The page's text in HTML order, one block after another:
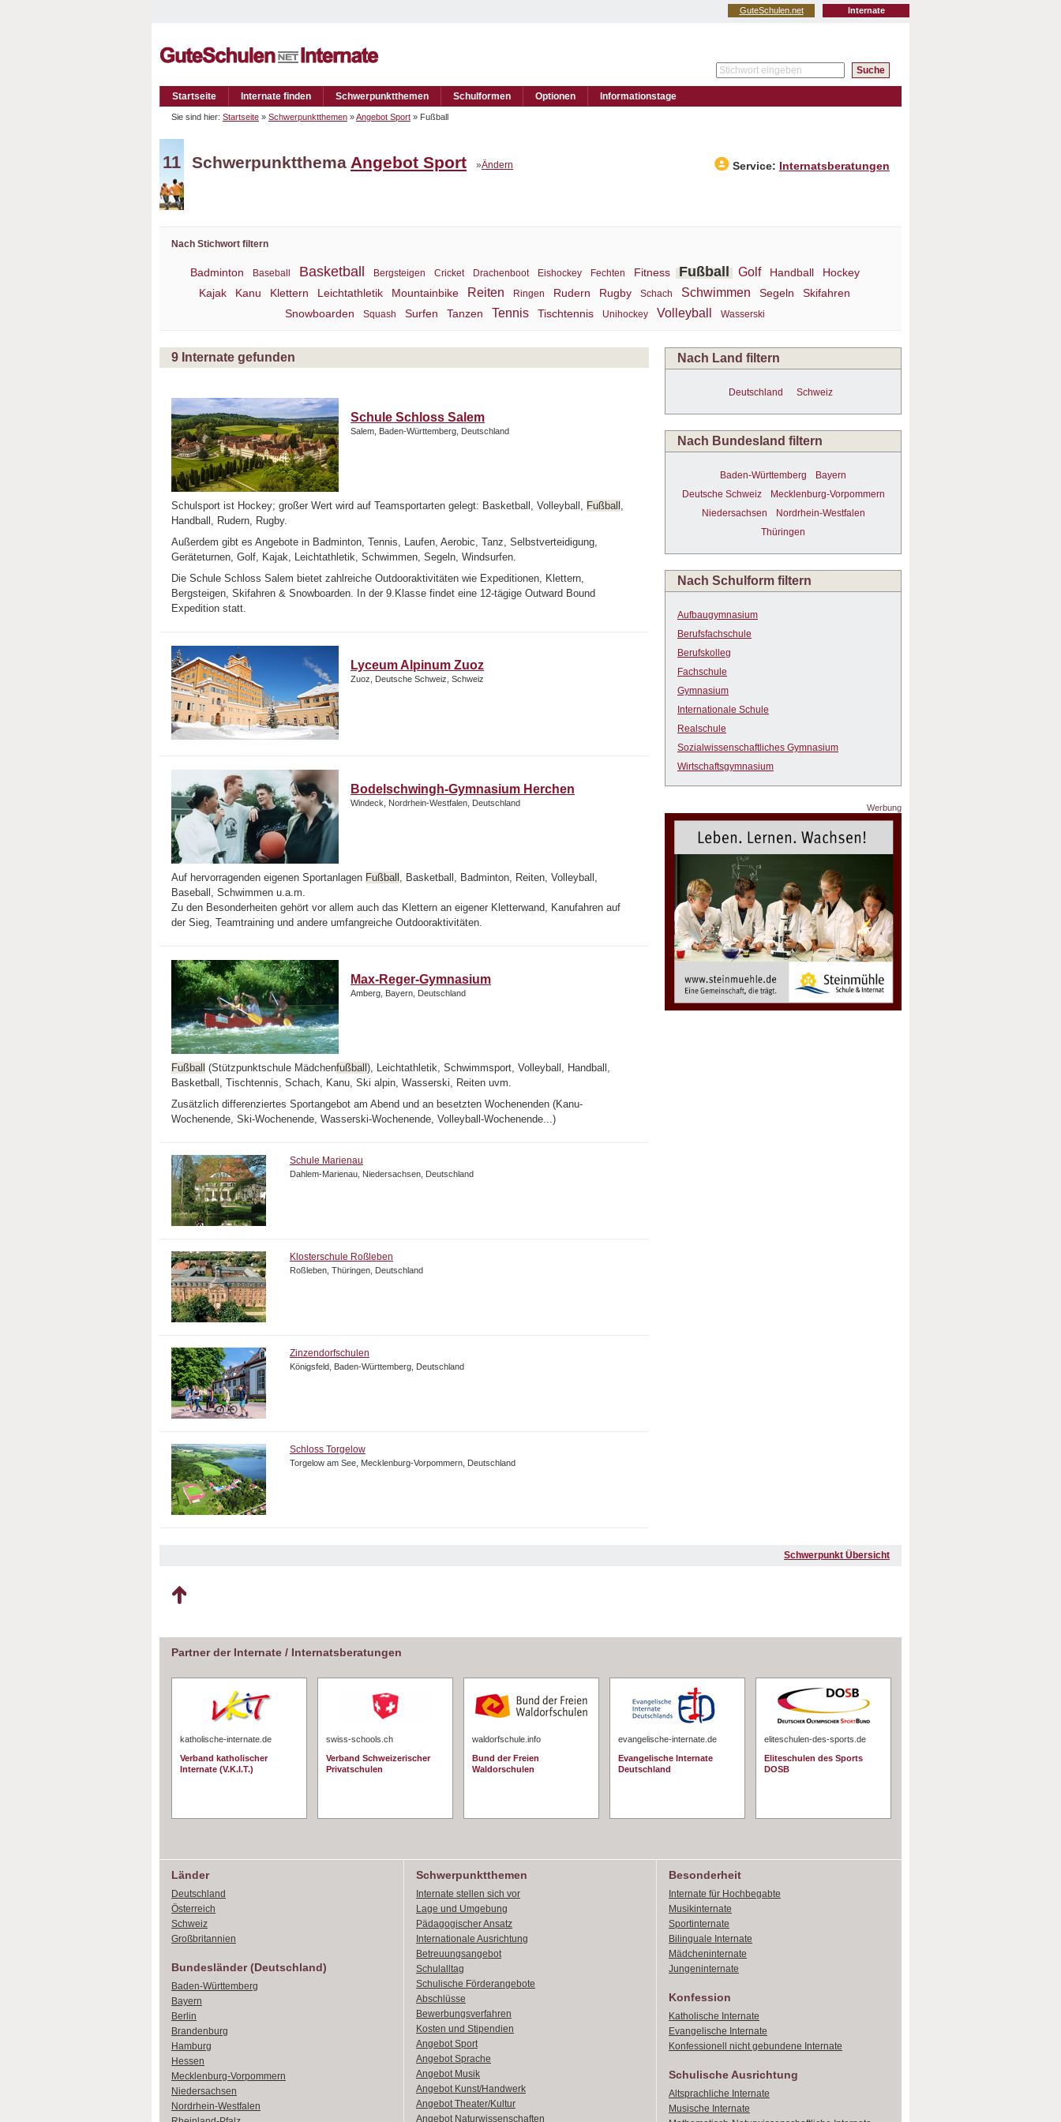
Internate
GuteSchulen.net
Startseite Internate finden Schwerpunktthemen Schulformen Optionen Informationstage
Sie sind hier: Startseite » Schwerpunktthemen »Angebot Sport » Fußball
11 Schwerpunktthema Angebot Sport »Ändern Service: Internatsberatungen
Nach Stichwort filtern
Badminton Baseball Basketball Bergsteigen Cricket Drachenboot Eishockey Fechten Fitness Fußball Golf Handball
Hockey
Kajak
Kanu Klettern Leichtathletik Mountainbike Reiten Ringen Rudern Rugby Schach Schwimmen Segeln
Skifahren
Snowboarden
Squash Surfen Tanzen Tennis Tischtennis Unihockey Volleyball Wasserski
9 Internate gefunden
Schule Schloss Salem
Salem, Baden-Württemberg, Deutschland
Schulsport ist Hockey; großer Wert wird auf Teamsportarten gelegt: Basketball, Volleyball, Fußball ,
Handball, Rudern, Rugby.
Außerdem gibt es Angebote in Badminton, Tennis, Laufen, Aerobic, Tanz, Selbstverteidigung,
Geräteturnen, Golf, Kajak, Leichtathletik, Schwimmen, Segeln, Windsurfen.
Die Schule Schloss Salem bietet zahlreiche Outdooraktivitäten wie Expeditionen, Klettern,
Bergsteigen, Skifahren & Snowboarden. In der 9.Klasse findet eine 12-tägige Outward Bound
Expedition statt.
Lyceum Alpinum Zuoz
Zuoz, Deutsche Schweiz, Schweiz
Bodelschwingh-Gymnasium Herchen
Windeck, Nordrhein-Westfalen, Deutschland
Auf hervorragenden eigenen Sportanlagen Fußball , Basketball, Badminton, Reiten, Volleyball,
Baseball, Schwimmen u.a.m.
Zu den Besonderheiten gehört vor allem auch das Klettern an eigener Kletterwand, Kanufahren auf
der Sieg, Teamtraining und andere umfangreiche Outdooraktivitäten.
Max-Reger-Gymnasium
Amberg, Bayern, Deutschland
Fußball (Stützpunktschule Mädchenfußball ), Leichtathletik, Schwimmsport, Volleyball, Handball,
Basketball, Tischtennis, Schach, Kanu, Ski alpin, Wasserski, Reiten uvm.
Zusätzlich differenziertes Sportangebot am Abend und an besetzten Wochenenden (Kanu-
Wochenende, Ski-Wochenende, Wasserski-Wochenende, Volleyball-Wochenende...)
Schule Marienau
Dahlem-Marienau, Niedersachsen, Deutschland
Klosterschule Roßleben
Roßleben, Thüringen, Deutschland
Zinzendorfschulen
Königsfeld, Baden-Württemberg, Deutschland
Schloss Torgelow
Torgelow am See, Mecklenburg-Vorpommern, Deutschland
Nach Land filtern
Deutschland Schweiz
Nach Bundesland filtern
Baden-Württemberg
Bayern
Deutsche Schweiz
Mecklenburg-Vorpommern
Niedersachsen
Nordrhein-Westfalen
Thüringen
Nach Schulform filtern
Aufbaugymnasium
Berufsfachschule
Berufskolleg
Fachschule
Gymnasium
Internationale Schule
Realschule
Sozialwissenschaftliches Gymnasium
Wirtschaftsgymnasium
Werbung
Schwerpunkt Übersicht
Partner der Internate / Internatsberatungen
katholische-internate.de
Verband katholischer
Internate (V.K.I.T.)
swiss-schools.ch
Verband Schweizerischer
Privatschulen
waldorfschule.info
Bund der Freien
Waldorschulen
evangelische-internate.de
Evangelische Internate
Deutschland
eliteschulen-des-sports.de
Eliteschulen des Sports
DOSB
Länder
Deutschland
Österreich
Schweiz
Großbritannien
Bundesländer (Deutschland)
Baden-Württemberg
Bayern
Berlin
Brandenburg
Hamburg
Hessen
Mecklenburg-Vorpommern
Niedersachsen
Nordrhein-Westfalen
Schwerpunktthemen
Internate stellen sich vor
Lage und Umgebung
Pädagogischer Ansatz
Internationale Ausrichtung
Betreuungsangebot
Schulalltag
Schulische Förderangebote
Abschlüsse
Bewerbungsverfahren
Kosten und Stipendien
Angebot Sport
Angebot Sprache
Angebot Musik
Angebot Kunst/Handwerk
Angebot Theater/Kultur
Angebot Naturwissenschaften
Besonderheit
Internate für Hochbegabte
Musikinternate
Sportinternate
Bilinguale Internate
Mädcheninternate
Jungeninternate
Konfession
Katholische Internate
Evangelische Internate
Konfessionell nicht gebundene Internate
Schulische Ausrichtung
Altsprachliche Internate
Musische Internate